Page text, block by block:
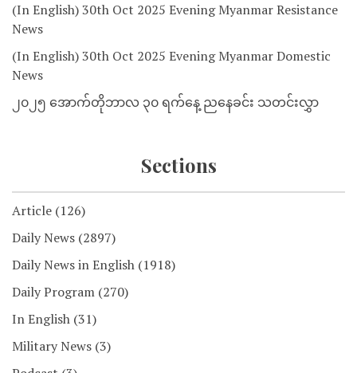
(In English) 30th Oct 2025 Evening Myanmar Resistance
News
(In English) 30th Oct 2025 Evening Myanmar Domestic
News
၂၀၂၅ အောက်တိုဘာလ ၃၀ ရက်နေ့ ညနေခင်း သတင်းလွှာ
Sections
Article (126)
Daily News (2897)
Daily News in English (1918)
Daily Program (270)
In English (31)
Military News (3)